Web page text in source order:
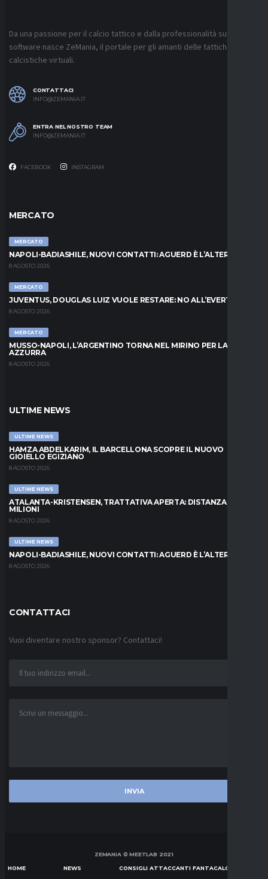
Da una passione per il calcio tattico e dalla professionalità sui
software nasce ZeMania, il portale per gli amanti delle tattiche
calcistiche virtuali.
CONTATTACI
INFO@ZEMANIA.IT
ENTRA NEL NOSTRO TEAM
INFO@ZEMANIA.IT
FACEBOOK INSTAGRAM
MERCATO
MERCATO
NAPOLI-BADIASHILE, NUOVI CONTATTI: AGUERD È L’ALTERNATIVA
8 AGOSTO 2026
MERCATO
JUVENTUS, DOUGLAS LUIZ VUOLE RESTARE: NO ALL’EVERTON
8 AGOSTO 2026
MERCATO
MUSSO-NAPOLI, L’ARGENTINO TORNA NEL MIRINO PER LA PORTA
AZZURRA
8 AGOSTO 2026
ULTIME NEWS
ULTIME NEWS
HAMZA ABDELKARIM, IL BARCELLONA SCOPRE IL NUOVO
GIOIELLO EGIZIANO
8 AGOSTO 2026
ULTIME NEWS
ATALANTA-KRISTENSEN, TRATTATIVA APERTA: DISTANZA DI 5
MILIONI
8 AGOSTO 2026
ULTIME NEWS
NAPOLI-BADIASHILE, NUOVI CONTATTI: AGUERD È L’ALTERNATIVA
8 AGOSTO 2026
CONTATTACI
Vuoi diventare nostro sponsor? Contattaci!
ZEMANIA © MEETLAB 2021
HOME NEWS CONSIGLI ATTACCANTI FANTACALCIO SERIE A